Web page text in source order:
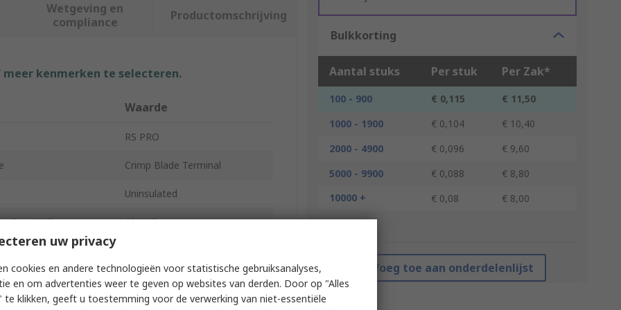
Bulkkorting
Aantal stuks Per stuk Per Zak*
100 - 900 € 0,115
€ 11,50
1000 - 1900
€ 0,104
€ 10,40
2000 - 4900
€ 0,096
€ 9,60
5000 - 9900
€ 0,088
€ 8,80
10000 +
€ 0,08 € 8,00
Voeg toe aan onderdelenlijst
Wetgeving en
compliance
Productomschrijving
kenmerken te selecteren.
Waarde
RS PRO
Crimp Blade Terminal
Uninsulated
Size AWG 12AWG
Size mm²
Size AWG 10AWG
Size mm² 6mm²
uw privacy
cookies en andere technologieën voor statistische gebruiksanalyses,
en om advertenties weer te geven op websites van derden. Door op "Alles
te klikken, geeft u toestemming voor de verwerking van niet-essentiële